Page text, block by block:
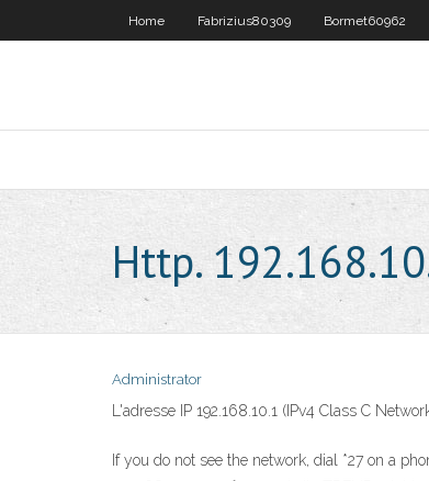
Home Fabrizius80309 Bormet60962
Http.
Administrator
L'adresse IP 192.168.10.1 (IPv4 Class C
If you do not see the network, dial *27 on a